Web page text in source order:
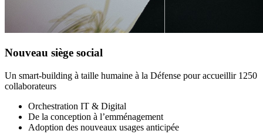
Nouveau siège social
Un smart-building à taille humaine à la Défense pour accueillir 1250
collaborateurs
Orchestration IT & Digital
De la conception à l’emménagement
Adoption des nouveaux usages anticipée